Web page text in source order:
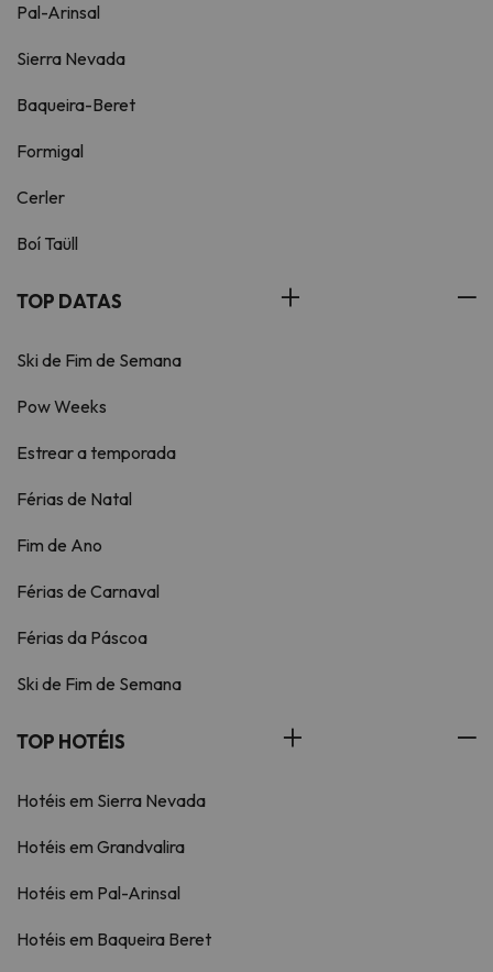
Pal-Arinsal
Sierra Nevada
Baqueira-Beret
Formigal
Cerler
Boí Taüll
TOP DATAS
Ski de Fim de Semana
Pow Weeks
Estrear a temporada
Férias de Natal
Fim de Ano
Férias de Carnaval
Férias da Páscoa
Ski de Fim de Semana
TOP HOTÉIS
Hotéis em Sierra Nevada
Hotéis em Grandvalira
Hotéis em Pal-Arinsal
Hotéis em Baqueira Beret